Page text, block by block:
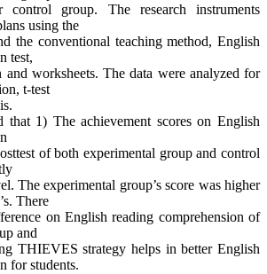
group. The research instruments
using the
the conventional teaching method, English
test,
and worksheets. The data were analyzed for
t-test
that 1) The achievement scores on English
of both experimental group and control
The experimental group’s score was higher
There
on English reading comprehension of
and
THIEVES strategy helps in better English
for students.